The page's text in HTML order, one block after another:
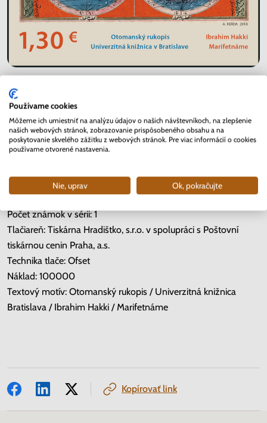
Deň vydania: 27. 11. 2018
Nominálna hodnota: 1,30 €
Forma tlačového listu: UTL
Počet známok na tlačovom liste: 4
Počet známok v sérii: 1
Tlačiareň: Tiskárna Hradištko, s.r.o. v spolupráci s Poštovní
tiskárnou cenin Praha, a.s.
Technika tlače: Ofset
Náklad: 100000
Textový motív: Otomanský rukopis / Univerzitná knižnica
Bratislava / Ibrahim Hakki / Marifetnáme
Kopírovať link
Používame cookies
Môžeme ich umiestniť na analýzu údajov o našich návštevníkoch, na zlepšenie
našich webových stránok, zobrazovanie prispôsobeného obsahu a na
poskytovanie skvelého zážitku z webových stránok. Pre viac informácií o cookies
používame otvorené nastavenia.
Nie, uprav Ok, pokračujte